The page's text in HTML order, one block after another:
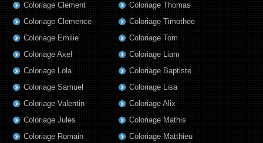
Coloriage Clement
Coloriage Clemence
Coloriage Emilie
Coloriage Axel
Coloriage Lola
Coloriage Samuel
Coloriage Valentin
Coloriage Jules
Coloriage Romain
Coloriage Thomas
Coloriage Timothee
Coloriage Tom
Coloriage Liam
Coloriage Baptiste
Coloriage Lisa
Coloriage Alix
Coloriage Mathis
Coloriage Matthieu